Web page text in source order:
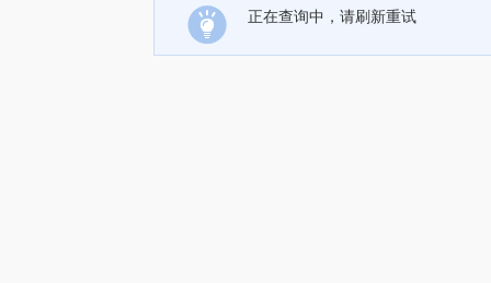
正在查询中，请刷新重试